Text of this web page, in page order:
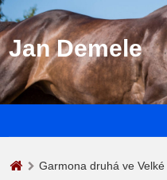
Jan Demele
Garmona druhá ve